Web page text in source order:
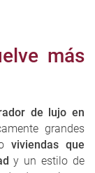
más
de lujo en
grandes
viviendas que
y un estilo de